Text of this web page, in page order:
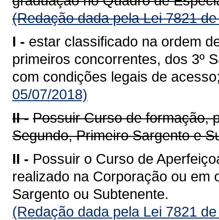
(Redação dada pela Lei 7821
I - estar classificado na ordem
primeiros concorrentes, dos 3º
com condições legais de
05/07/2018)
II - Possuir Curso de formação,
Segundo, Primeiro Sargento e
II - Possuir o Curso de
realizado na Corporação ou em
Sargento ou Subtenente.
(Redação dada pela Lei 7821